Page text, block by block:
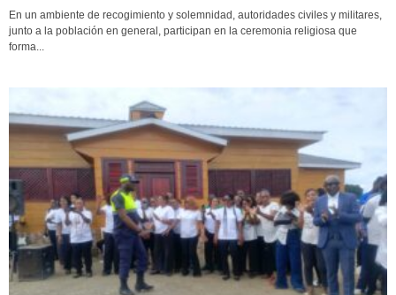
En un ambiente de recogimiento y solemnidad, autoridades civiles y militares,
junto a la población en general, participan en la ceremonia religiosa que
forma...